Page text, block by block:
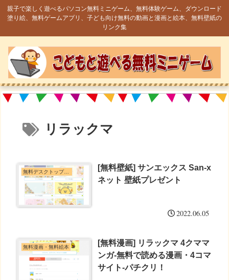
親子で楽しく遊べるパソコン無料ミニゲーム、無料体験ゲーム、ダウンロード
塗り絵、無料ゲームアプリ、子ども向け無料の動画と漫画と絵本、無料壁紙の
リンク集
リラックマ
無料デスクトップ壁紙
[無料壁紙] サンエックス San-x
ネット 壁紙プレゼント
2022.06.05
無料漫画・無料絵本
[無料漫画] リラックマ 4クママ
ンガ-無料で読める漫画・4コマ
サイト-パチクリ！